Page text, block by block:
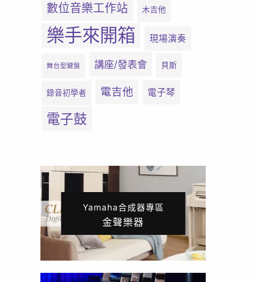
數位音樂工作站 木吉他
樂手來開箱 現場演奏
舞台型鍵盤 講座/發表會 貝斯
錄音初學者 電吉他 電子琴
電子鼓
Yamaha合成器專區
金聲樂器